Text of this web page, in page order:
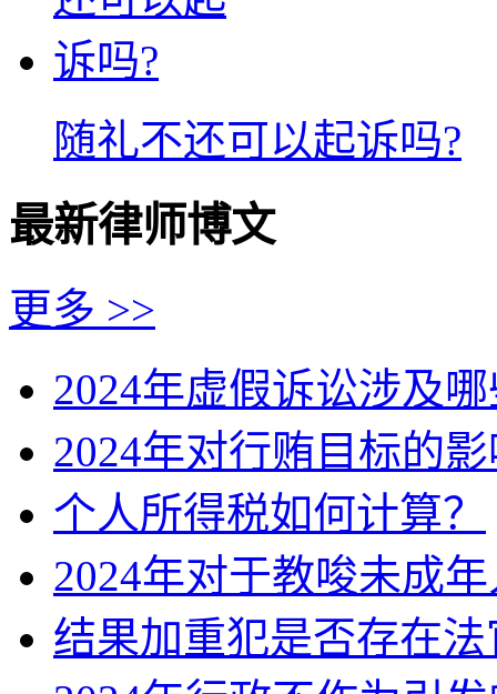
随礼不还可以起诉吗?
最新律师博文
更多 >>
2024年虚假诉讼涉及
2024年对行贿目标的
个人所得税如何计算？
2024年对于教唆未成
结果加重犯是否存在